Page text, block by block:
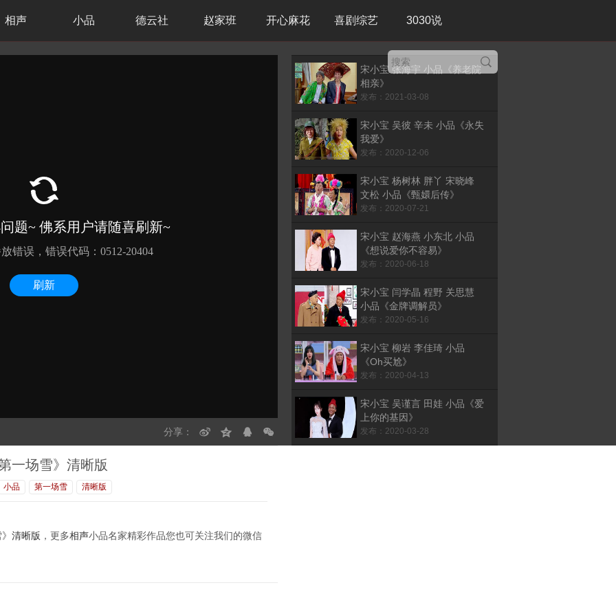
相声 小品 德云社 赵家班 开心麻花 喜剧综艺 3030说
分享：
宋小宝 张海宇 小品《养老院
相亲》
发布：2021-03-08
宋小宝 吴彼 辛未 小品《永失
我爱》
发布：2020-12-06
宋小宝 杨树林 胖丫 宋晓峰
文松 小品《甄嬛后传》
发布：2020-07-21
宋小宝 赵海燕 小东北 小品
《想说爱你不容易》
发布：2020-06-18
宋小宝 闫学晶 程野 关思慧
小品《金牌调解员》
发布：2020-05-16
宋小宝 柳岩 李佳琦 小品
《Oh买尬》
发布：2020-04-13
宋小宝 吴谨言 田娃 小品《爱
上你的基因》
发布：2020-03-28
一场雪》清晰版
小品 第一场雪 清晰版
清晰版 ，更多相声小品名家精彩作品您也可关注我们的微信